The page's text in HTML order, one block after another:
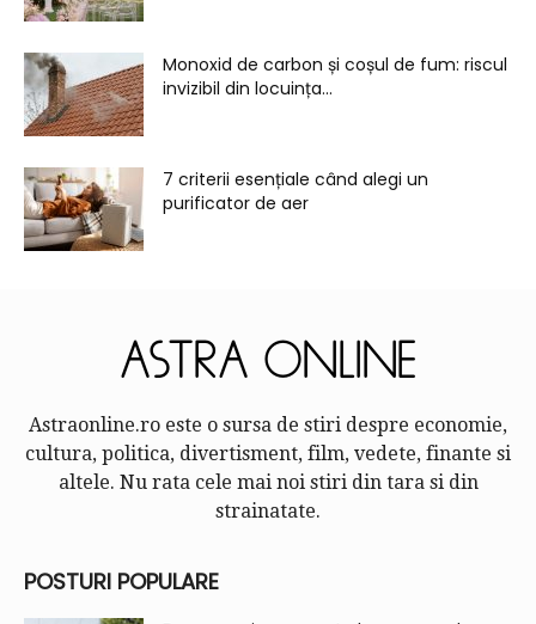
Monoxid de carbon și coșul de fum: riscul
invizibil din locuința...
7 criterii esențiale când alegi un
purificator de aer
Astraonline.ro este o sursa de stiri despre economie,
cultura, politica, divertisment, film, vedete, finante si
altele. Nu rata cele mai noi stiri din tara si din
strainatate.
POSTURI POPULARE